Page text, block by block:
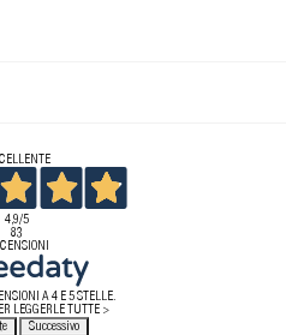
4,9/5
83
A 4 E 5 STELLE.
LEGGERLE TUTTE >
Successivo